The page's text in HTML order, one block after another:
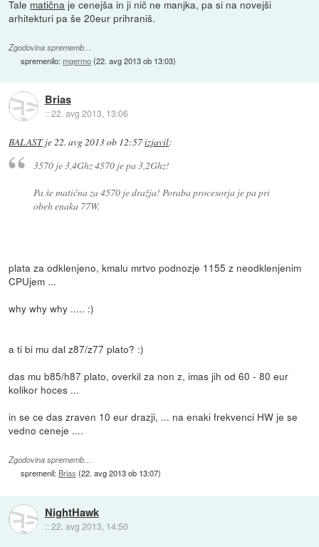
Tale matična je cenejša in ji nič ne manjka, pa si na novejši
arhitekturi pa še 20eur prihraniš.
Zgodovina sprememb…
spremenilo:mgermo(22. avg 2013 ob 13:03)
Brias
::22. avg 2013, 13:06
BALASTje22. avg 2013 ob 12:57izjavil:
3570 je 3,4Ghz 4570 je pa 3,2Ghz!
Pa še matična za 4570 je dražja! Poraba procesorja je pa pri
obeh enaka 77W.
plata za odklenjeno, kmalu mrtvo podnozje 1155 z neodklenjenim
CPUjem ...
why why why ..... :)
a ti bi mu dal z87/z77 plato? :)
das mu b85/h87 plato, overkil za non z, imas jih od 60 - 80 eur
kolikor hoces ...
in se ce das zraven 10 eur drazji, ... na enaki frekvenci HW je se
vedno ceneje ....
Zgodovina sprememb…
spremenil: Brias (22. avg 2013 ob 13:07)
NightHawk
::22. avg 2013, 14:50